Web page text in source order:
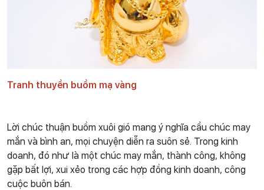
Tranh thuyền buồm mạ vàng
Lời chúc thuận buồm xuôi gió mang ý nghĩa cầu chúc may
mắn và bình an, mọi chuyện diễn ra suôn sẻ. Trong kinh
doanh, đó như là một chúc may mắn, thành công, không
gặp bất lợi, xui xẻo trong các hợp đồng kinh doanh, công
cuộc buôn bán.